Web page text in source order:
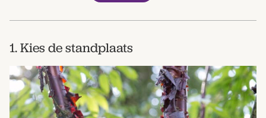
1. Kies de standplaats